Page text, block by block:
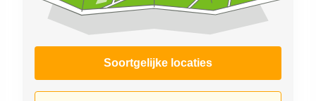
Soortgelijke locaties